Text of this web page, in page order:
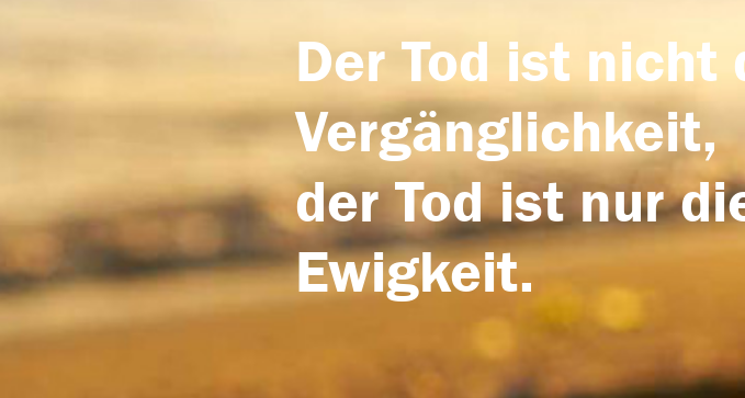
Der Tod ist nicht
Vergänglichkeit,
der Tod ist nur
Ewigkeit.